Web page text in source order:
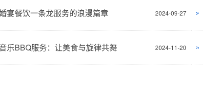
2024-09-27
宴餐饮一条龙服务的浪漫篇章
2024-11-20
乐BBQ服务：让美食与旋律共舞